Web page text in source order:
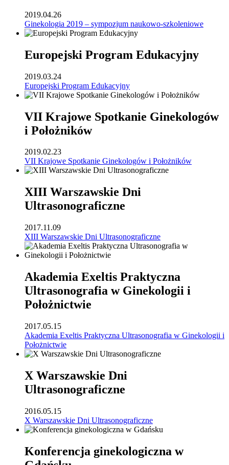
2019.04.26
Ginekologia 2019 – sympozjum naukowo-szkoleniowe
Europejski Program Edukacyjny
2019.03.24
Europejski Program Edukacyjny
VII Krajowe Spotkanie Ginekologów
i Położników
2019.02.23
VII Krajowe Spotkanie Ginekologów i Położników
XIII Warszawskie Dni
Ultrasonograficzne
2017.11.09
XIII Warszawskie Dni Ultrasonograficzne
Akademia Exeltis Praktyczna
Ultrasonografia w Ginekologii i
Położnictwie
2017.05.15
Akademia Exeltis Praktyczna Ultrasonografia w Ginekologii i
Położnictwie
X Warszawskie Dni
Ultrasonograficzne
2016.05.15
X Warszawskie Dni Ultrasonograficzne
Konferencja ginekologiczna w